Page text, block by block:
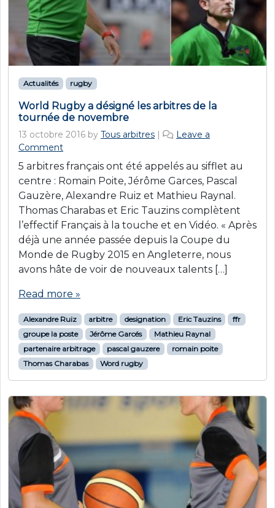
Actualités rugby
World Rugby a désigné les arbitres de la
tournée de novembre
13 octobre 2016 by Tous arbitres |
Leave a
Comment
5 arbitres français ont été appelés au sifflet au
centre : Romain Poite, Jérôme Garces, Pascal
Gauzère, Alexandre Ruiz et Mathieu Raynal.
Thomas Charabas et Eric Tauzins complètent
l’effectif Français à la touche et en Vidéo. « Après
déjà une année passée depuis la Coupe du
Monde de Rugby 2015 en Angleterre, nous
avons hâte de voir de nouveaux talents […]
Read more »
Alexandre Ruiz arbitre designation Eric Tauzins
ffr
groupe la poste
Jérôme Garcés
Mathieu Raynal
partenaire arbitrage
pascal gauzere
romain poite
Thomas Charabas
Word rugby